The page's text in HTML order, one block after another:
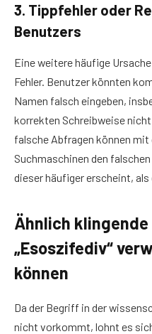
3. Tippfehler oder
Benutzers
Eine weitere häufige
Fehler. Benutzer könnten
Namen falsch eingeben,
korrekten Schreibweise
falsche Abfragen können
Suchmaschinen den
dieser häufiger erscheint,
Ähnlich
„Esoszifediv“
können
Da der Begriff in der
nicht vorkommt, lohnt es